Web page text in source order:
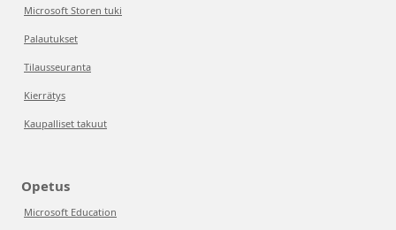
Microsoft Storen tuki
Palautukset
Tilausseuranta
Kierrätys
Kaupalliset takuut
Opetus
Microsoft Education